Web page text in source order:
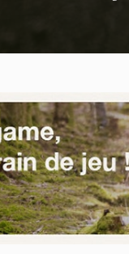
*
ces services tiers,
de partage de
et augmentent sa